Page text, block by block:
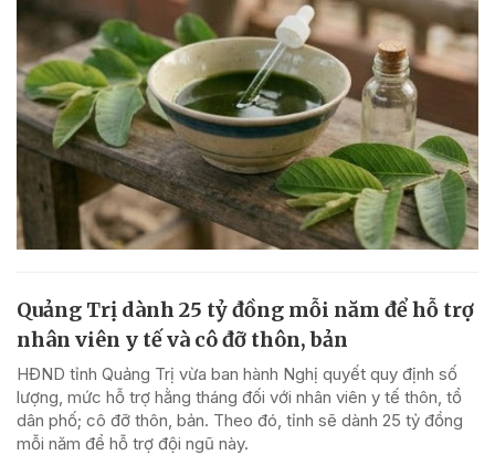
Quảng Trị dành 25 tỷ đồng mỗi năm để hỗ trợ
nhân viên y tế và cô đỡ thôn, bản
HĐND tỉnh Quảng Trị vừa ban hành Nghị quyết quy định số
lượng, mức hỗ trợ hằng tháng đối với nhân viên y tế thôn, tổ
dân phố; cô đỡ thôn, bản. Theo đó, tỉnh sẽ dành 25 tỷ đồng
mỗi năm để hỗ trợ đội ngũ này.